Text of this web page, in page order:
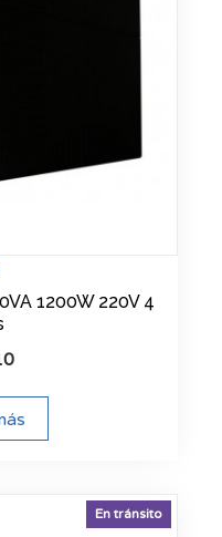
1200W 220V 4
En tránsito